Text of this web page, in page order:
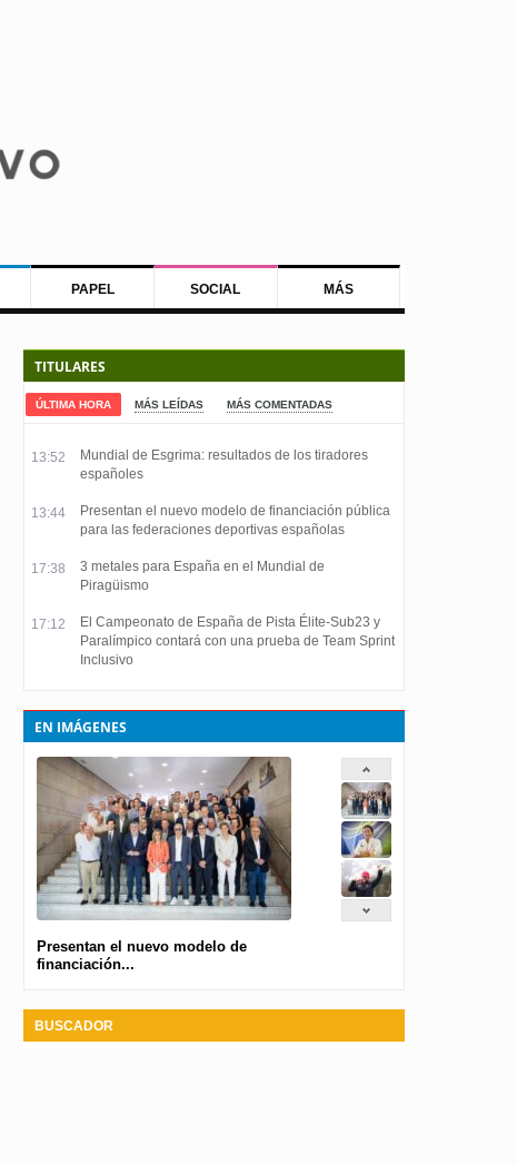
PAPEL SOCIAL MÁS
TITULARES
ÚLTIMA HORA MÁS LEÍDAS MÁS COMENTADAS
13:52
Mundial de Esgrima: resultados de los tiradores
españoles
13:44
Presentan el nuevo modelo de financiación pública
para las federaciones deportivas españolas
17:38
3 metales para España en el Mundial de
Piragüismo
17:12
El Campeonato de España de Pista Élite-Sub23 y
Paralímpico contará con una prueba de Team Sprint
Inclusivo
EN IMÁGENES
Presentan el nuevo modelo de
financiación...
BUSCADOR